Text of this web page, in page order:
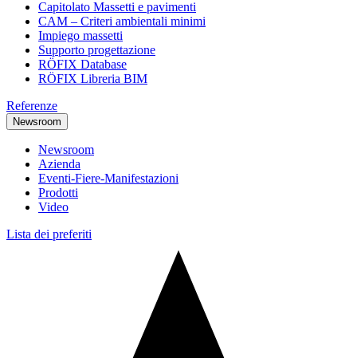
Capitolato Massetti e pavimenti
CAM – Criteri ambientali minimi
Impiego massetti
Supporto progettazione
RÖFIX Database
RÖFIX Libreria BIM
Referenze
Newsroom
Newsroom
Azienda
Eventi-Fiere-Manifestazioni
Prodotti
Video
Lista dei preferiti